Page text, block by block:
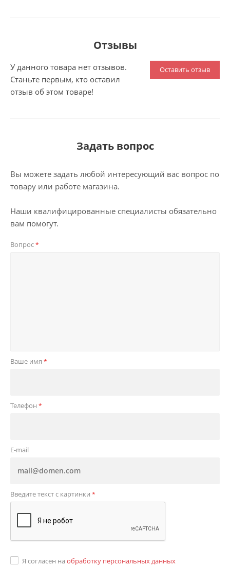
Отзывы
Оставить отзыв
У данного товара нет отзывов.
Станьте первым, кто оставил
отзыв об этом товаре!
Задать вопрос
Вы можете задать любой интересующий вас вопрос по
товару или работе магазина.
Наши квалифицированные специалисты обязательно
вам помогут.
Вопрос*
Ваше имя *
Телефон *
E-mail
Введите текст с картинки *
Я согласен на обработку персональных данных